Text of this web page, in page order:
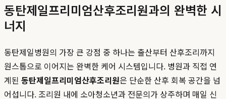
동탄제일프리미엄산후조리원과의 완벽한 시
너지
동탄제일병원의 가장 큰 강점 중 하나는 출산부터 산후조리까지
원스톱으로 이어지는 완벽한 케어 시스템입니다. 병원과 직접 연
계된 동탄제일프리미엄산후조리원은 단순한 산후 회복 공간을 넘
어섭니다. 조리원 내에 소아청소년과 전문의가 상주하며 매일 신